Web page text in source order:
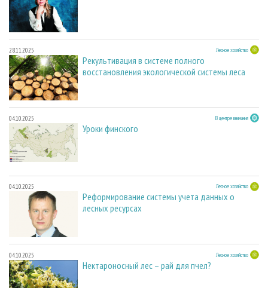
28.11.2025 Лесное хозяйство
Рекультивация в системе полного
восстановления экологической системы леса
04.10.2025 В центре внимания
Уроки финского
04.10.2025 Лесное хозяйство
Реформирование системы учета данных о
лесных ресурсах
04.10.2025 Лесное хозяйство
Нектароносный лес – рай для пчел?